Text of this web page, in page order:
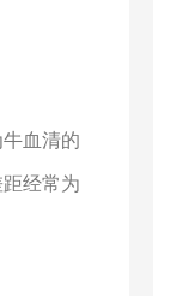
血清的
经常为